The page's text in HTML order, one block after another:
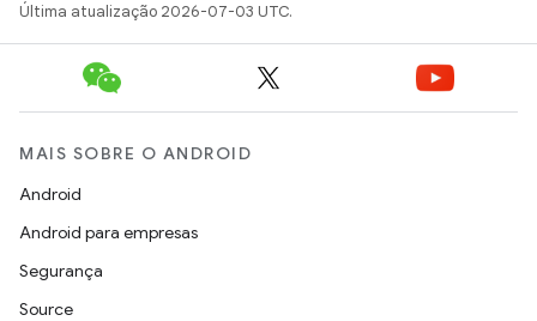
Última atualização 2026-07-03 UTC.
MAIS SOBRE O ANDROID
Android
Android para empresas
Segurança
Source